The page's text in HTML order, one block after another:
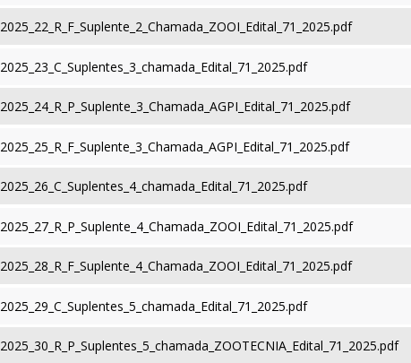
2025_22_R_F_Suplente_2_Chamada_ZOOI_Edital_71_2025.pdf
2025_23_C_Suplentes_3_chamada_Edital_71_2025.pdf
2025_24_R_P_Suplente_3_Chamada_AGPI_Edital_71_2025.pdf
2025_25_R_F_Suplente_3_Chamada_AGPI_Edital_71_2025.pdf
2025_26_C_Suplentes_4_chamada_Edital_71_2025.pdf
2025_27_R_P_Suplente_4_Chamada_ZOOI_Edital_71_2025.pdf
2025_28_R_F_Suplente_4_Chamada_ZOOI_Edital_71_2025.pdf
2025_29_C_Suplentes_5_chamada_Edital_71_2025.pdf
2025_30_R_P_Suplentes_5_chamada_ZOOTECNIA_Edital_71_2025.pdf